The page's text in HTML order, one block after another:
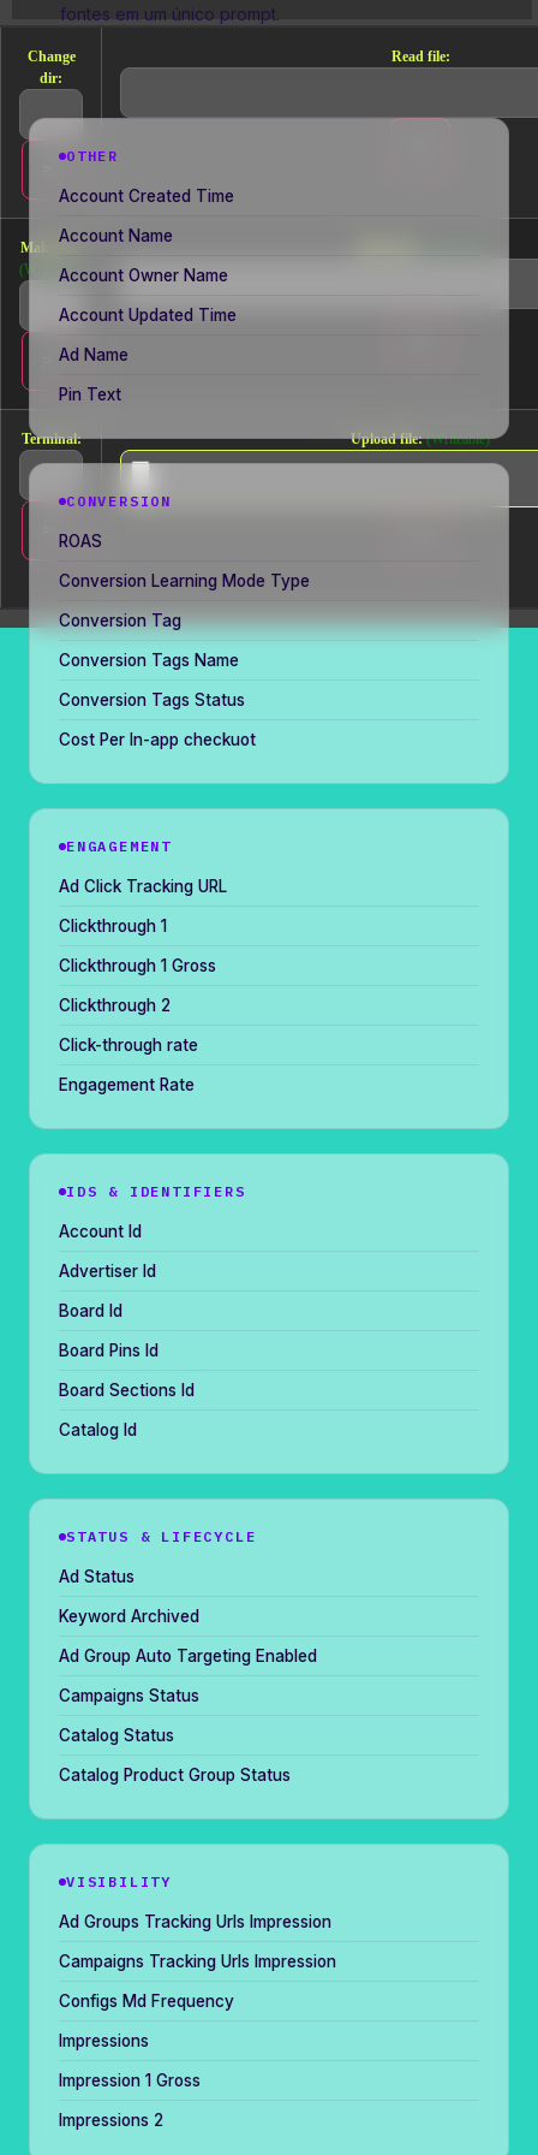
Change
dir:
Read file:
Make dir:
(Writeable)
Terminal: Upload file: (Writeable)
fontes em um único prompt.
OTHER
Account Created Time
Account Name
Account Owner Name
Account Updated Time
Ad Name
Pin Text
CONVERSION
ROAS
Conversion Learning Mode Type
Conversion Tag
Conversion Tags Name
Conversion Tags Status
Cost Per In-app checkuot
ENGAGEMENT
Ad Click Tracking URL
Clickthrough 1
Clickthrough 1 Gross
Clickthrough 2
Click-through rate
Engagement Rate
IDS & IDENTIFIERS
Account Id
Advertiser Id
Board Id
Board Pins Id
Board Sections Id
Catalog Id
STATUS & LIFECYCLE
Ad Status
Keyword Archived
Ad Group Auto Targeting Enabled
Campaigns Status
Catalog Status
Catalog Product Group Status
VISIBILITY
Ad Groups Tracking Urls Impression
Campaigns Tracking Urls Impression
Configs Md Frequency
Impressions
Impression 1 Gross
Impressions 2